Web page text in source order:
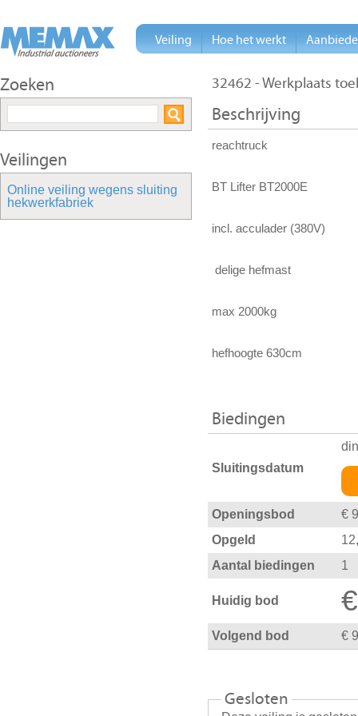
32462 - Werkplaats
Beschrijving
reachtruck
BT Lifter BT2000E
incl. acculader (380V)
delige hefmast
max 2000kg
hefhoogte 630cm
Biedingen
Sluitingsdatum
Openingsbod
€
Opgeld
Aantal biedingen
1
Huidig bod
Volgend bod €
Gesloten
Zoeken
Veilingen
Online veiling wegens sluiting
hekwerkfabriek
Veiling Hoe het werkt